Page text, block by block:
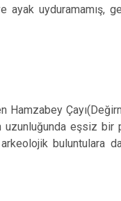
ayak
Hamzabey
eşsiz bir
buluntulara